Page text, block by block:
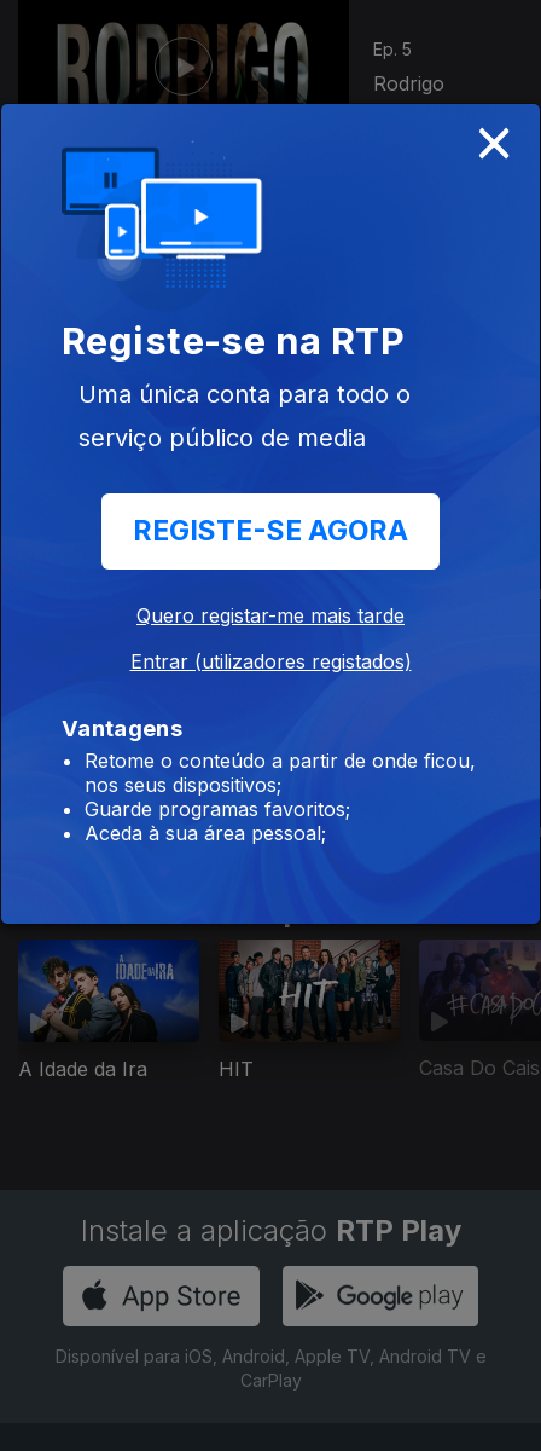
Ep. 5
Rodrigo
Este conteúdo faz parte de RTP Lab
Cristo
Sangue &
Este conteúdo faz parte de RTP Lab
Ecos do Mar
3000 Depois de
Sangue &
A Idade da Ira HIT Casa Do Cais
Instale a aplicação RTP Play
Disponível para iOS, Android, Apple TV, Android TV e
CarPlay
×
Registe-se na RTP
Uma única conta para todo o
serviço público de media
REGISTE-SE AGORA
Quero registar-me mais tarde
Entrar (utilizadores registados)
Vantagens
Retome o conteúdo a partir de onde ficou,
nos seus dispositivos;
Guarde programas favoritos;
Aceda à sua área pessoal;